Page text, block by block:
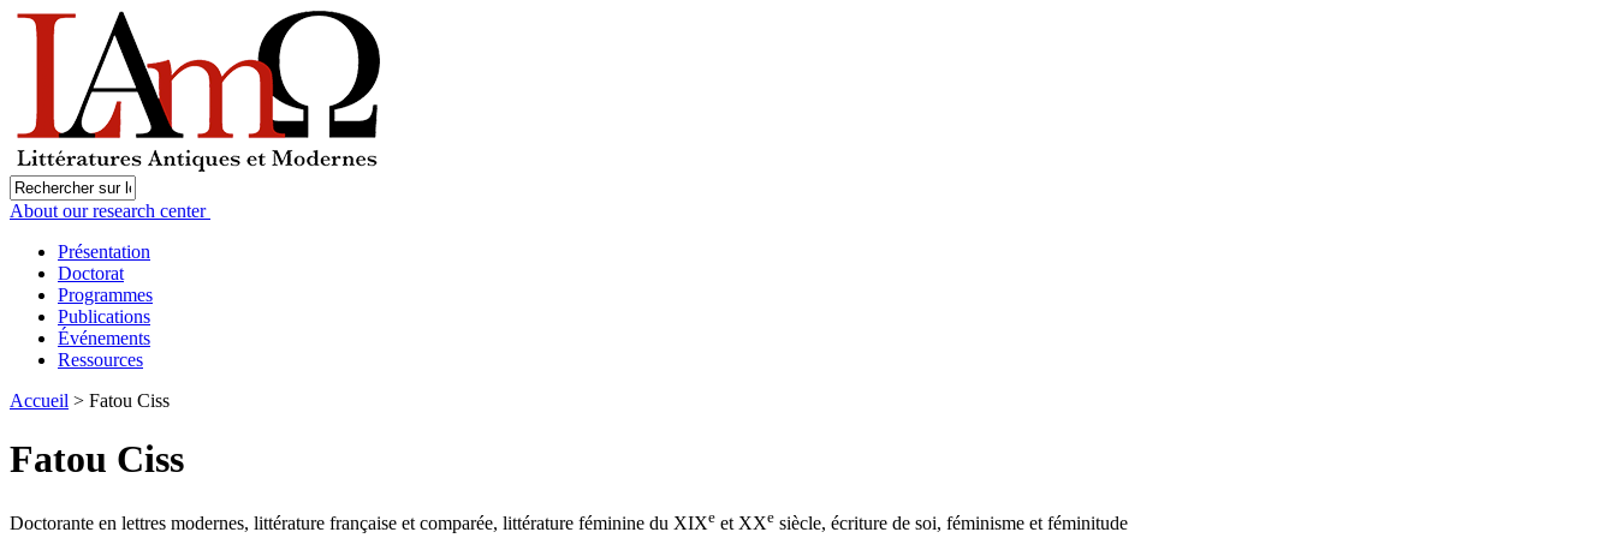
About our research center
Présentation
Doctorat
Programmes
Publications
Événements
Ressources
Accueil > Fatou Ciss
Fatou Ciss
Doctorante en lettres modernes, littérature française et comparée, littérature féminine du XIXe et XXe siècle, écriture de soi, féminisme et féminitude